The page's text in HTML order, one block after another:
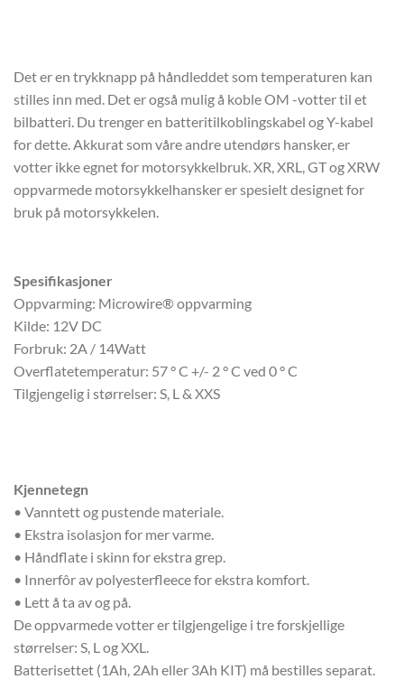
Det er en trykknapp på håndleddet som temperaturen kan
stilles inn med. Det er også mulig å koble OM -votter til et
bilbatteri. Du trenger en batteritilkoblingskabel og Y-kabel
for dette. Akkurat som våre andre utendørs hansker, er
votter ikke egnet for motorsykkelbruk. XR, XRL, GT og XRW
oppvarmede motorsykkelhansker er spesielt designet for
bruk på motorsykkelen.
Spesifikasjoner
Oppvarming: Microwire® oppvarming
Kilde: 12V DC
Forbruk: 2A / 14Watt
Overflatetemperatur: 57 ° C +/- 2 ° C ved 0 ° C
Tilgjengelig i størrelser: S, L & XXS
Kjennetegn
• Vanntett og pustende materiale.
• Ekstra isolasjon for mer varme.
• Håndflate i skinn for ekstra grep.
• Innerfôr av polyesterfleece for ekstra komfort.
• Lett å ta av og på.
De oppvarmede votter er tilgjengelige i tre forskjellige
størrelser: S, L og XXL.
Batterisettet (1Ah, 2Ah eller 3Ah KIT) må bestilles separat.